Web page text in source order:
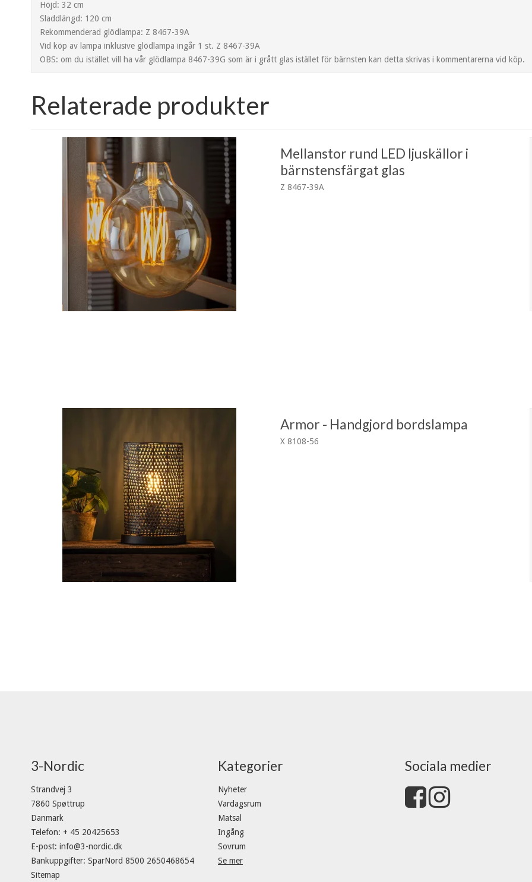
Höjd: 32 cm
Sladdlängd: 120 cm
Rekommenderad glödlampa: Z 8467-39A
Vid köp av lampa inklusive glödlampa ingår 1 st. Z 8467-39A
OBS: om du istället vill ha vår glödlampa 8467-39G som är i grått glas istället för bärnsten kan detta skrivas i kommentarerna vid köp.
Relaterade produkter
Mellanstor rund LED ljuskällor i
bärnstensfärgat glas
Z 8467-39A
Armor - Handgjord bordslampa
X 8108-56
3-Nordic
Strandvej 3
7860 Spøttrup
Danmark
Telefon: + 45 20425653
E-post: info@3-nordic.dk
Bankuppgifter: SparNord 8500 2650468654
Sitemap
Kategorier
Nyheter
Vardagsrum
Matsal
Ingång
Sovrum
Se mer
Sociala medier